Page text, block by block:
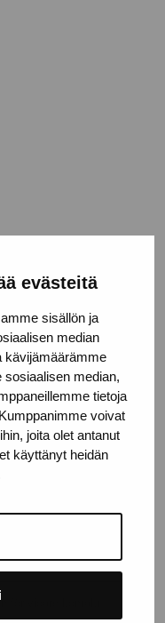
evästeitä
sisällön ja
median
kävijämäärämme
median,
tietoja
voivat
joita olet antanut
käyttänyt heidän
aktuella
för vidare kontakt